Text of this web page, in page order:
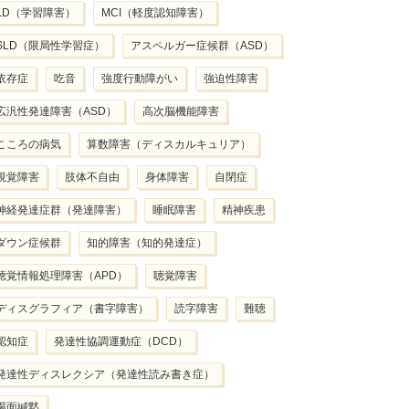
（学習障害） MCI（軽度認知障害）
（限局性学習症） アスペルガー症候群（ASD）
存症 吃音 強度行動障がい 強迫性障害
汎性発達障害（ASD） 高次脳機能障害
ころの病気 算数障害（ディスカルキュリア）
覚障害 肢体不自由 身体障害 自閉症
経発達症群（発達障害） 睡眠障害 精神疾患
ウン症候群 知的障害（知的発達症）
覚情報処理障害（APD） 聴覚障害
ィスグラフィア（書字障害） 読字障害 難聴
知症 発達性協調運動症（DCD）
達性ディスレクシア（発達性読み書き症）